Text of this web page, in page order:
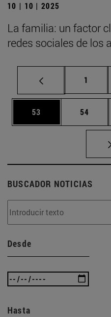
10 | 10 | 2025
La familia: un factor
redes sociales de los
Página
1
Página
53 Página
54
BUSCADOR NOTICIAS
Desde
Hasta